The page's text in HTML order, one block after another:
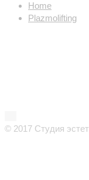
Home
Plazmolifting
© 2017 Студия